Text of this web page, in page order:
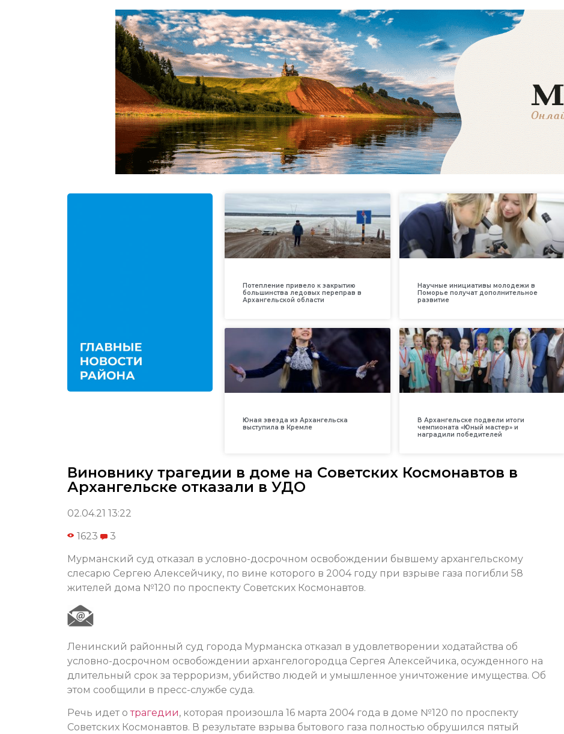
Потепление привело к закрытию
большинства ледовых переправ в
Архангельской области
Научные инициативы молодежи в
Поморье получат дополнительное
развитие
Юная звезда из Архангельска
выступила в Кремле
В Архангельске подвели итоги
чемпионата «Юный мастер» и
наградили победителей
Виновнику трагедии в доме на Советских Космонавтов в
Архангельске отказали в УДО
02.04.21 13:22
1623 3
Мурманский суд отказал в условно-досрочном освобождении бывшему архангельскому
слесарю Сергею Алексейчику, по вине которого в 2004 году при взрыве газа погибли 58
жителей дома №120 по проспекту Советских Космонавтов.
Ленинский районный суд города Мурманска отказал в удовлетворении ходатайства об
условно-досрочном освобождении архангелогородца Сергея Алексейчика, осужденного на
длительный срок за терроризм, убийство людей и умышленное уничтожение имущества. Об
этом сообщили в пресс-службе суда.
Речь идет отрагедии, которая произошла 16 марта 2004 года в доме №120 по проспекту
Советских Космонавтов. В результате взрыва бытового газа полностью обрушился пятый